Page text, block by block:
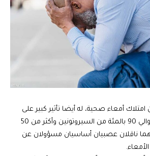
أمعاء صحية، له أيضا تأثير كبير على
المزاج، حيث يتم إنتاج حوالي 90 بالمئة من السيروتونين وأكثر من 50
وهما ناقلان عصبيان أساسيان مسؤولان عن